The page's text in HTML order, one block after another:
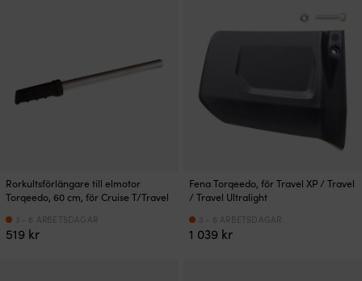
Rorkultsförlängare till elmotor
Torqeedo, 60 cm, för Cruise T/Travel
519 kr
3 - 6 ARBETSDAGAR
Fena Torqeedo, för Travel XP / Travel
/ Travel Ultralight
1 039 kr
3 - 6 ARBETSDAGAR